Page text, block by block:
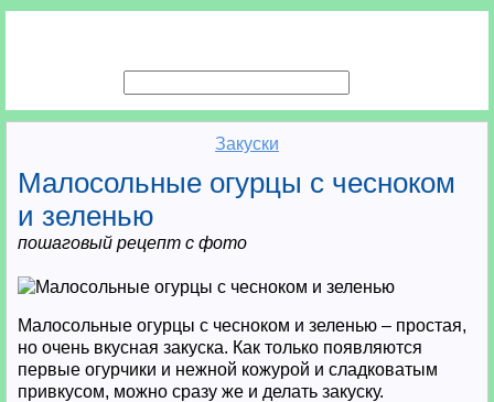
Закуски
Малосольные огурцы с чесноком
и зеленью
пошаговый рецепт с фото
Малосольные огурцы с чесноком и зеленью – простая,
но очень вкусная закуска. Как только появляются
первые огурчики и нежной кожурой и сладковатым
привкусом, можно сразу же и делать закуску.